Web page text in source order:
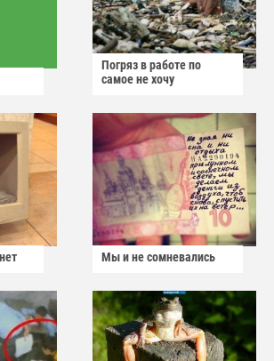
Погряз в работе по
самое не хочу
Мы и не сомневались